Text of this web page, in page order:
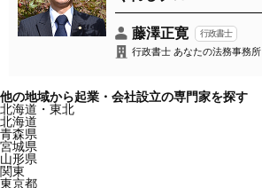
藤澤正寛 行政書士
行政書士 あなたの法務事務所
他の地域から起業・会社設立の専門家を探す
北海道・東北
北海道
青森県
宮城県
山形県
関東
東京都